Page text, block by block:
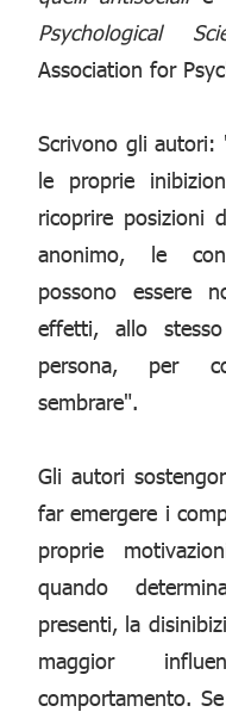
Psychological
Association for
Scrivono gli autori:
le proprie
ricoprire posizioni
anonimo, le
possono essere
effetti, allo
persona, per
sembrare".
Gli autori
far emergere i
proprie
quando
presenti, la
maggior
comportamento.